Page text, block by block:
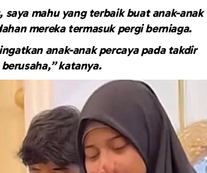
saya mahu yang terbaik buat anak-anak
mereka termasuk pergi berniaga.
anak-anak percaya pada takdir
katanya.